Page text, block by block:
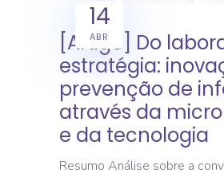
14
ABR
[Artigo] Do
estratégia:
prevenção de
através da
e da tecnologia
Resumo Análise sobre a